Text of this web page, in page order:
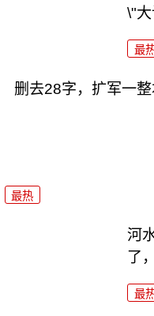
\"
最
删去28字，扩军一
最热
河
了
最